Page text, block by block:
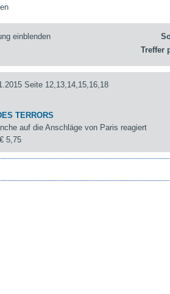
einblenden
Treffer
Seite 12,13,14,15,16,18
TERRORS
auf die Anschläge von Paris reagiert
€ 5,75